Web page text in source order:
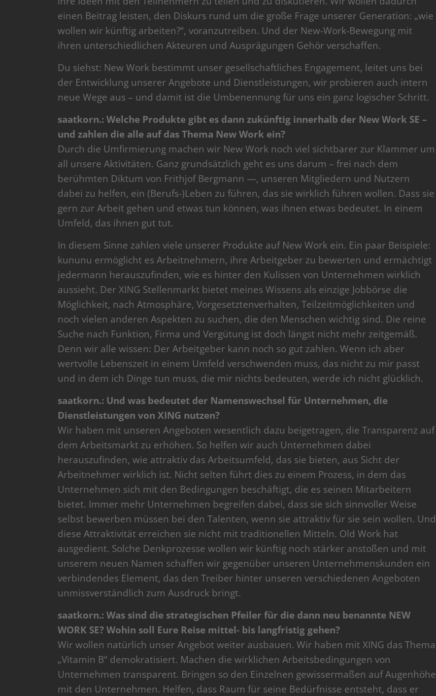
einen Beitrag leisten, den Diskurs rund um die große Frage unserer Generation: „wie
wollen wir künftig arbeiten?“, voranzutreiben. Und der New-Work-Bewegung mit
ihren unterschiedlichen Akteuren und Ausprägungen Gehör verschaffen.
Du siehst: New Work bestimmt unser gesellschaftliches Engagement, leitet uns bei
der Entwicklung unserer Angebote und Dienstleistungen, wir probieren auch intern
neue Wege aus – und damit ist die Umbenennung für uns ein ganz logischer Schritt.
saatkorn.: Welche Produkte gibt es dann zukünftig innerhalb der New Work SE –
und zahlen die alle auf das Thema New Work ein?
Durch die Umfirmierung machen wir New Work noch viel sichtbarer zur Klammer um
all unsere Aktivitäten. Ganz grundsätzlich geht es uns darum – frei nach dem
berühmten Diktum von Frithjof Bergmann —, unseren Mitgliedern und Nutzern
dabei zu helfen, ein (Berufs-)Leben zu führen, das sie wirklich führen wollen. Dass sie
gern zur Arbeit gehen und etwas tun können, was ihnen etwas bedeutet. In einem
Umfeld, das ihnen gut tut.
In diesem Sinne zahlen viele unserer Produkte auf New Work ein. Ein paar Beispiele:
kununu ermöglicht es Arbeitnehmern, ihre Arbeitgeber zu bewerten und ermächtigt
jedermann herauszufinden, wie es hinter den Kulissen von Unternehmen wirklich
aussieht. Der XING Stellenmarkt bietet meines Wissens als einzige Jobbörse die
Möglichkeit, nach Atmosphäre, Vorgesetztenverhalten, Teilzeitmöglichkeiten und
noch vielen anderen Aspekten zu suchen, die den Menschen wichtig sind. Die reine
Suche nach Funktion, Firma und Vergütung ist doch längst nicht mehr zeitgemäß.
Denn wir alle wissen: Der Arbeitgeber kann noch so gut zahlen. Wenn ich aber
wertvolle Lebenszeit in einem Umfeld verschwenden muss, das nicht zu mir passt
und in dem ich Dinge tun muss, die mir nichts bedeuten, werde ich nicht glücklich.
saatkorn.: Und was bedeutet der Namenswechsel für Unternehmen, die
Dienstleistungen von XING nutzen?
Wir haben mit unseren Angeboten wesentlich dazu beigetragen, die Transparenz auf
dem Arbeitsmarkt zu erhöhen. So helfen wir auch Unternehmen dabei
herauszufinden, wie attraktiv das Arbeitsumfeld, das sie bieten, aus Sicht der
Arbeitnehmer wirklich ist. Nicht selten führt dies zu einem Prozess, in dem das
Unternehmen sich mit den Bedingungen beschäftigt, die es seinen Mitarbeitern
bietet. Immer mehr Unternehmen begreifen dabei, dass sie sich sinnvoller Weise
selbst bewerben müssen bei den Talenten, wenn sie attraktiv für sie sein wollen. Und
diese Attraktivität erreichen sie nicht mit traditionellen Mitteln. Old Work hat
ausgedient. Solche Denkprozesse wollen wir künftig noch stärker anstoßen und mit
unserem neuen Namen schaffen wir gegenüber unseren Unternehmenskunden ein
verbindendes Element, das den Treiber hinter unseren verschiedenen Angeboten
unmissverständlich zum Ausdruck bringt.
saatkorn.: Was sind die strategischen Pfeiler für die dann neu benannte NEW
WORK SE? Wohin soll Eure Reise mittel- bis langfristig gehen?
Wir wollen natürlich unser Angebot weiter ausbauen. Wir haben mit XING das Thema
„Vitamin B“ demokratisiert. Machen die wirklichen Arbeitsbedingungen von
Unternehmen transparent. Bringen so den Einzelnen gewissermaßen auf Augenhöhe
mit den Unternehmen. Helfen, dass Raum für seine Bedürfnisse entsteht, dass er